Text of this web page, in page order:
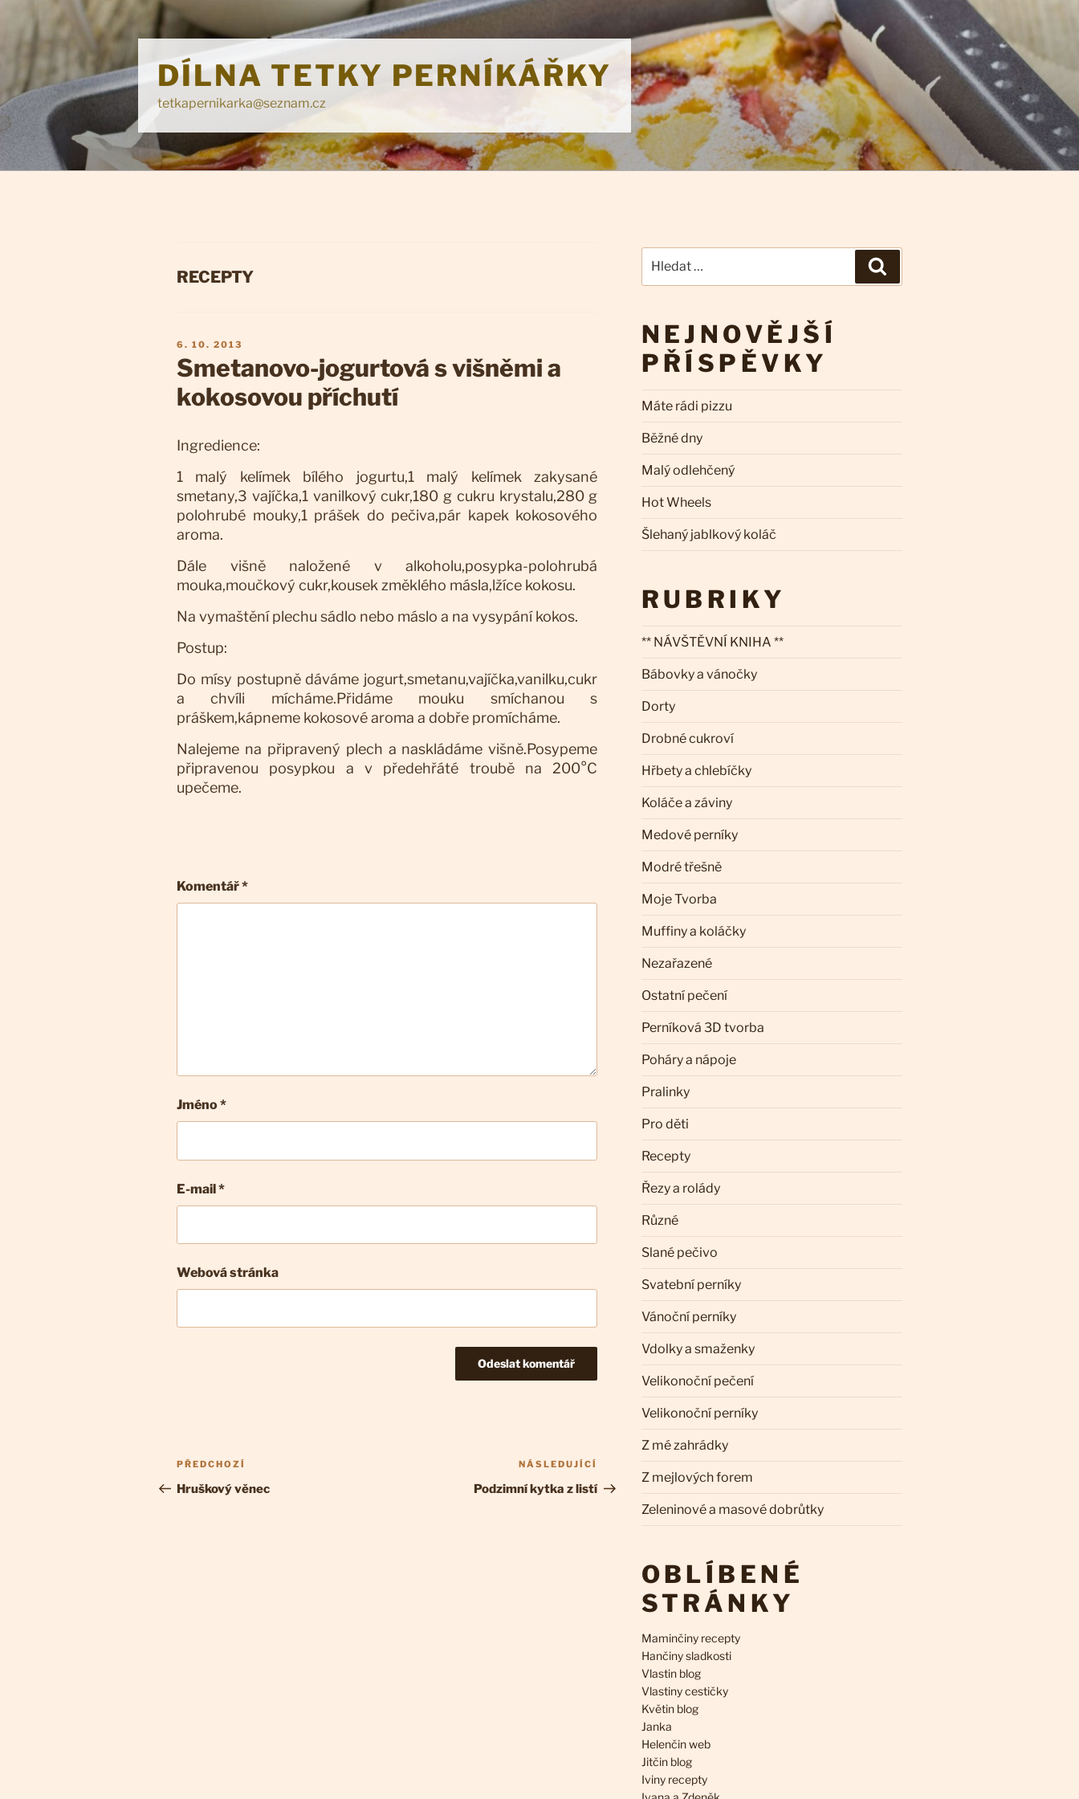
DÍLNA TETKY PERNÍKÁŘKY
tetkapernikarka@seznam.cz
RUBRIKY
RECEPTY
PUBLIKOVÁNO
6. 10. 2013
Smetanovo-jogurtová s višněmi a
kokosovou příchutí
Ingredience:
1 malý kelímek bílého jogurtu,1 malý kelímek zakysané
smetany,3 vajíčka,1 vanilkový cukr,180 g cukru krystalu,280 g
polohrubé mouky,1 prášek do pečiva,pár kapek kokosového
aroma.
Dále višně naložené v alkoholu,posypka-polohrubá
mouka,moučkový cukr,kousek změklého másla,lžíce kokosu.
Na vymaštění plechu sádlo nebo máslo a na vysypání kokos.
Postup:
Do mísy postupně dáváme jogurt,smetanu,vajíčka,vanilku,cukr
a chvíli mícháme.Přidáme mouku smíchanou s
práškem,kápneme kokosové aroma a dobře promícháme.
Nalejeme na připravený plech a naskládáme višně.Posypeme
připravenou posypkou a v předehřáté troubě na 200°C
upečeme.
Komentář*
Jméno *
E-mail*
Webová stránka
Navigace
pro
Předchozí
příspěvek
PŘEDCHOZÍ
Hruškový věnec
příspěvek
NÁSLEDUJÍCÍ
Podzimní kytka z listí
NEJNOVĚJŠÍ
PŘÍSPĚVKY
Máte rádi pizzu
Běžné dny
Malý odlehčený
Hot Wheels
Šlehaný jablkový koláč
RUBRIKY
** NÁVŠTĚVNÍ KNIHA **
Bábovky a vánočky
Dorty
Drobné cukroví
Hřbety a chlebíčky
Koláče a záviny
Medové perníky
Modré třešně
Moje Tvorba
Muffiny a koláčky
Nezařazené
Ostatní pečení
Perníková 3D tvorba
Poháry a nápoje
Pralinky
Pro děti
Recepty
Řezy a rolády
Různé
Slané pečivo
Svatební perníky
Vánoční perníky
Vdolky a smaženky
Velikonoční pečení
Velikonoční perníky
Z mé zahrádky
Z mejlových forem
Zeleninové a masové dobrůtky
OBLÍBENÉ
STRÁNKY
Maminčiny recepty
Hančiny sladkosti
Vlastin blog
Vlastiny cestičky
Květin blog
Janka
Helenčin web
Jitčin blog
Iviny recepty